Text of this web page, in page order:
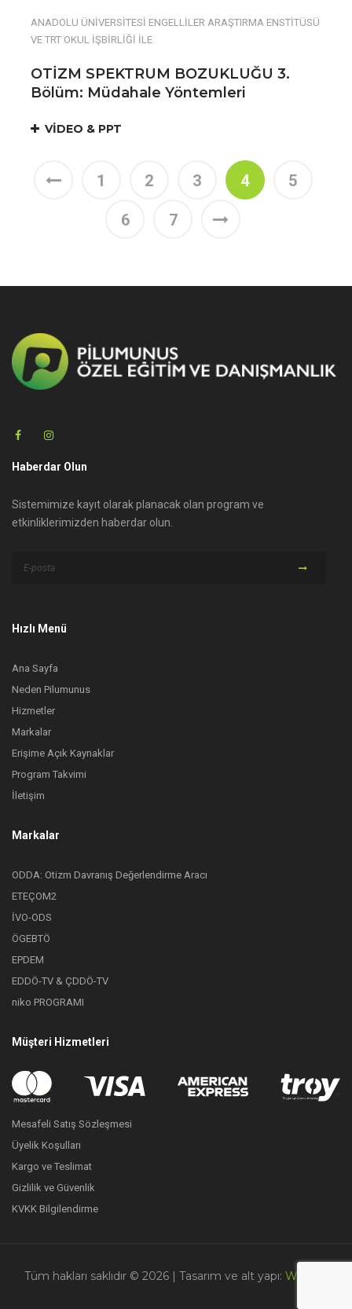
ANADOLU ÜNİVERSİTESİ ENGELLİLER ARAŞTIRMA ENSTİTÜSÜ
VE TRT OKUL İŞBİRLİĞİ İLE
OTİZM SPEKTRUM BOZUKLUĞU 3.
Bölüm: Müdahale Yöntemleri
VİDEO & PPT
1 2 3 4 5
6 7
Haberdar Olun
Sistemimize kayıt olarak planacak olan program ve
etkinliklerimizden haberdar olun.
Hızlı Menü
Ana Sayfa
Neden Pilumunus
Hizmetler
Markalar
Erişime Açık Kaynaklar
Program Takvimi
İletişim
Markalar
ODDA: Otizm Davranış Değerlendirme Aracı
ETEÇOM2
İVO-ODS
ÖGEBTÖ
EPDEM
EDDÖ-TV & ÇDDÖ-TV
niko PROGRAMI
Müşteri Hizmetleri
Mesafeli Satış Sözleşmesi
Üyelik Koşulları
Kargo ve Teslimat
Gizlilik ve Güvenlik
KVKK Bilgilendirme
Tüm hakları saklıdır © 2026 | Tasarım ve alt yapı: Webudi